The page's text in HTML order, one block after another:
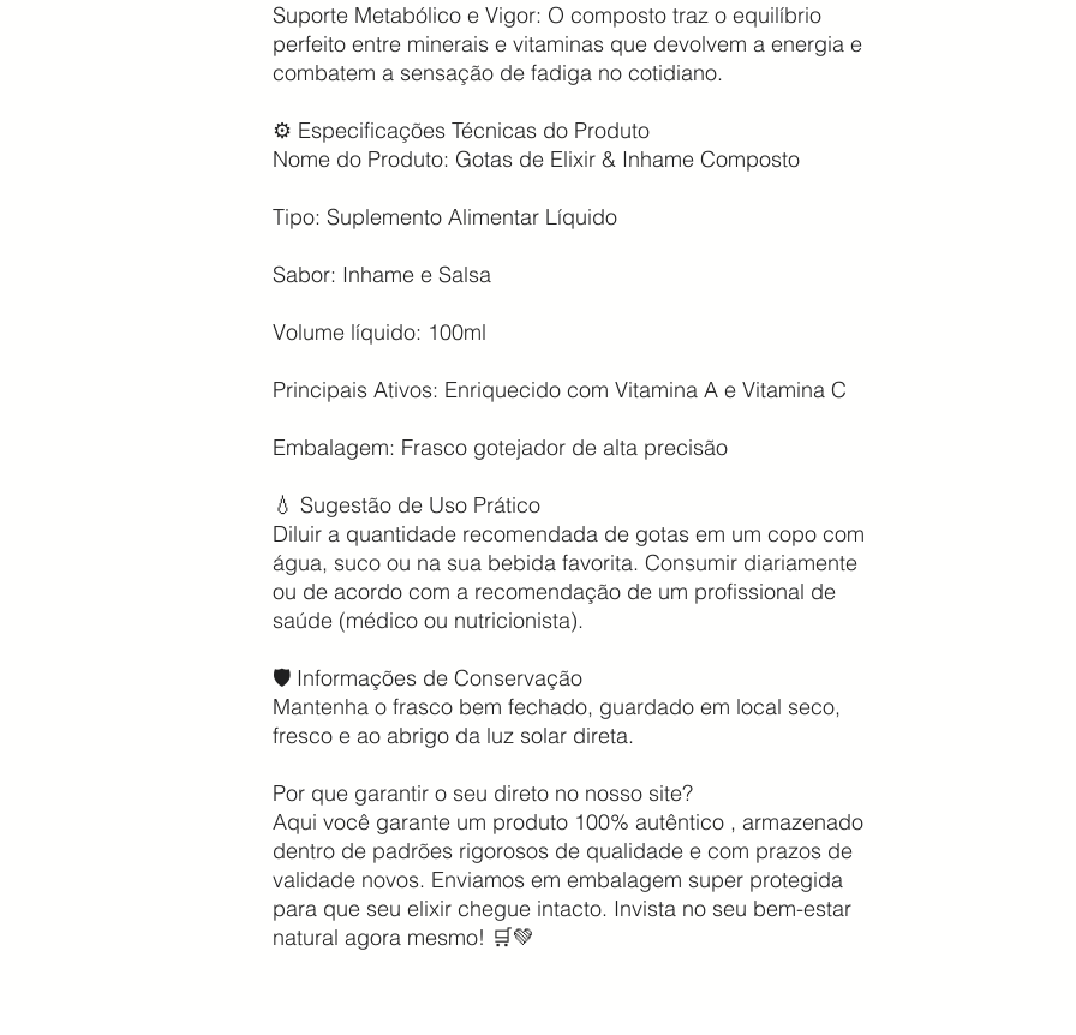
Suporte Metabólico e Vigor: O composto traz o equilíbrio
perfeito entre minerais e vitaminas que devolvem a energia e
combatem a sensação de fadiga no cotidiano.
⚙️ Especificações Técnicas do Produto
Nome do Produto: Gotas de Elixir & Inhame Composto
Tipo: Suplemento Alimentar Líquido
Sabor: Inhame e Salsa
Volume líquido: 100ml
Principais Ativos: Enriquecido com Vitamina A e Vitamina C
Embalagem: Frasco gotejador de alta precisão
💧 Sugestão de Uso Prático
Diluir a quantidade recomendada de gotas em um copo com
água, suco ou na sua bebida favorita. Consumir diariamente
ou de acordo com a recomendação de um profissional de
saúde (médico ou nutricionista).
🛡️ Informações de Conservação
Mantenha o frasco bem fechado, guardado em local seco,
fresco e ao abrigo da luz solar direta.
Por que garantir o seu direto no nosso site?
Aqui você garante um produto 100% autêntico , armazenado
dentro de padrões rigorosos de qualidade e com prazos de
validade novos. Enviamos em embalagem super protegida
para que seu elixir chegue intacto. Invista no seu bem-estar
natural agora mesmo! 🛒💚